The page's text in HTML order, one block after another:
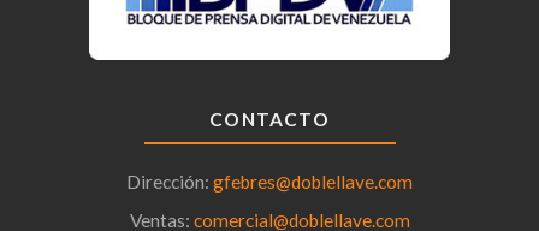
CONTACTO
Dirección: gfebres@doblellave.com
Ventas: comercial@doblellave.com